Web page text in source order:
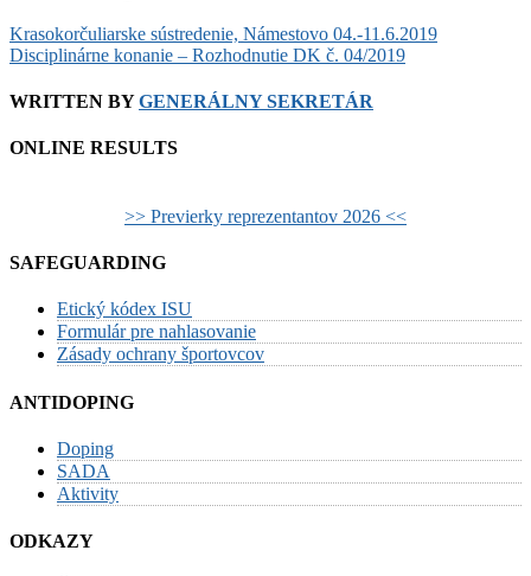
Krasokorčuliarske sústredenie, Námestovo 04.-11.6.2019
Disciplinárne konanie – Rozhodnutie DK č. 04/2019
WRITTEN BYGENERÁLNY SEKRETÁR
ONLINE RESULTS
>> Previerky reprezentantov 2026 <<
SAFEGUARDING
Etický kódex ISU
Formulár pre nahlasovanie
Zásady ochrany športovcov
ANTIDOPING
Doping
SADA
Aktivity
ODKAZY